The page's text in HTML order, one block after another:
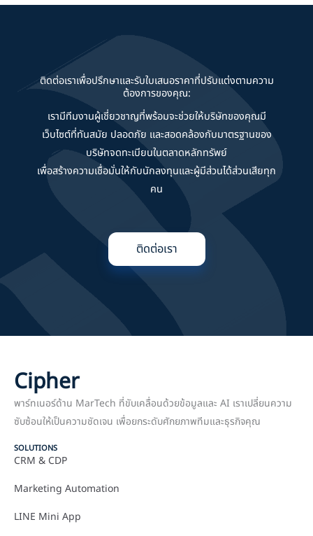
ติดต่อเราเพื่อปรึกษาและรับใบเสนอราคาที่ปรับแต่งตามความ
ต้องการของคุณ:
เรามีทีมงานผู้เชี่ยวชาญที่พร้อมจะช่วยให้บริษัทของคุณมี
เว็บไซต์ที่ทันสมัย ปลอดภัย และสอดคล้องกับมาตรฐานของ
บริษัทจดทะเบียนในตลาดหลักทรัพย์
เพื่อสร้างความเชื่อมั่นให้กับนักลงทุนและผู้มีส่วนได้ส่วนเสียทุก
คน
ติดต่อเรา
Cipher
พาร์ทเนอร์ด้าน MarTech ที่ขับเคลื่อนด้วยข้อมูลและ AI เราเปลี่ยนความ
ซับซ้อนให้เป็นความชัดเจน เพื่อยกระดับศักยภาพทีมและธุรกิจคุณ
SOLUTIONS
CRM & CDP
Marketing Automation
LINE Mini App